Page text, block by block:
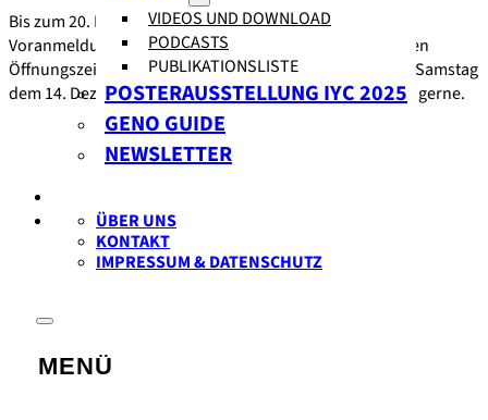
VIDEOS UND DOWNLOAD
PODCASTS
PUBLIKATIONSLISTE
POSTERAUSSTELLUNG IYC 2025
GENO GUIDE
NEWSLETTER
ÜBER UNS
KONTAKT
IMPRESSUM & DATENSCHUTZ
Bis zum 20. Dezember kann die Fotoausstellung ohne
Voranmeldung am Donnerstag zw. 15 – 18 Uhr zu unseren
Öffnungszeiten kostenlos besichtigt werden, so wie am Samstag
dem 14. Dezember. Für weitere Termine kontaktiert uns gerne.